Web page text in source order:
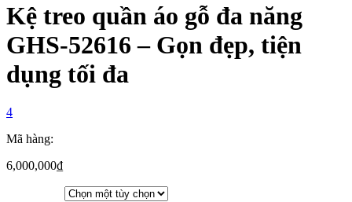
Kệ treo quần áo gỗ đa năng
GHS-52616 – Gọn đẹp, tiện
dụng tối đa
4
Mã hàng:
6,000,000₫